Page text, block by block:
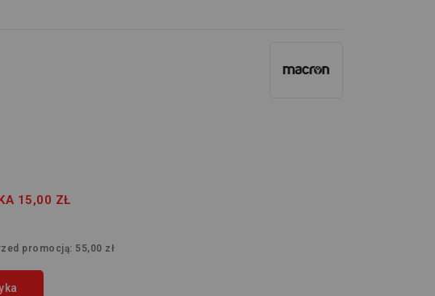
15,00 ZŁ
promocją: 55,00 zł